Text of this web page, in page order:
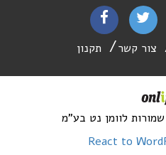
צור קשר תקנון